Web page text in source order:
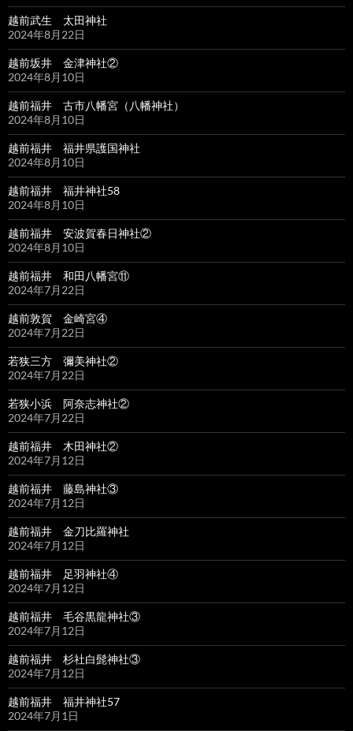
越前武生 太田神社
2024年8月22日
越前坂井 金津神社②
2024年8月10日
越前福井 古市八幡宮（八幡神社）
2024年8月10日
越前福井 福井県護国神社
2024年8月10日
越前福井 福井神社58
2024年8月10日
越前福井 安波賀春日神社②
2024年8月10日
越前福井 和田八幡宮⑪
2024年7月22日
越前敦賀 金崎宮④
2024年7月22日
若狭三方 彌美神社②
2024年7月22日
若狭小浜 阿奈志神社②
2024年7月22日
越前福井 木田神社②
2024年7月12日
越前福井 藤島神社③
2024年7月12日
越前福井 金刀比羅神社
2024年7月12日
越前福井 足羽神社④
2024年7月12日
越前福井 毛谷黒龍神社③
2024年7月12日
越前福井 杉社白髭神社③
2024年7月12日
越前福井 福井神社57
2024年7月1日